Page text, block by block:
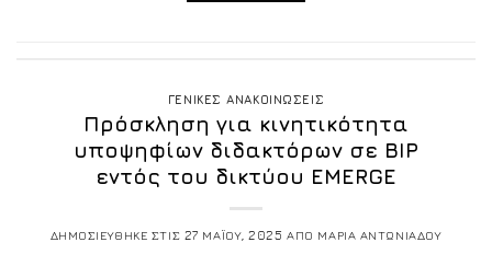
ΓΕΝΙΚΕΣ ΑΝΑΚΟΙΝΩΣΕΙΣ
Πρόσκληση για κινητικότητα
υποψηφίων διδακτόρων σε ΒΙΡ
εντός του δικτύου EMERGE
ΔΗΜΟΣΙΕΥΘΗΚΕ ΣΤΙΣ 27 ΜΑΪΟΥ, 2025 ΑΠΟ ΜΑΡΙΑ ΑΝΤΩΝΙΑΔΟΥ